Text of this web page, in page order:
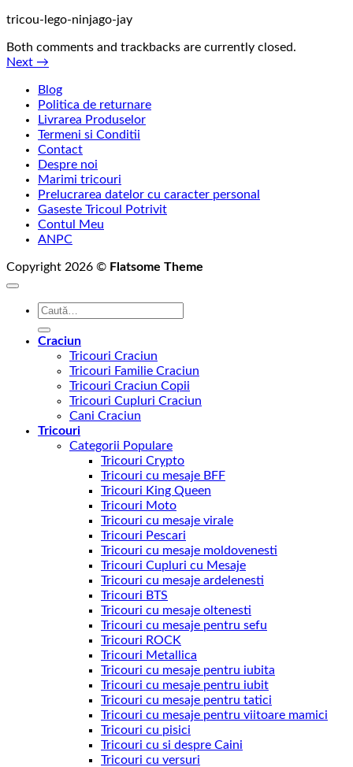
tricou-lego-ninjago-jay
Both comments and trackbacks are currently closed.
Next →
Blog
Politica de returnare
Livrarea Produselor
Termeni si Conditii
Contact
Despre noi
Marimi tricouri
Prelucrarea datelor cu caracter personal
Gaseste Tricoul Potrivit
Contul Meu
ANPC
Copyright 2026 © Flatsome Theme
Caută
Craciun
Tricouri Craciun
Tricouri Familie Craciun
Tricouri Craciun Copii
Tricouri Cupluri Craciun
Cani Craciun
Tricouri
Categorii Populare
Tricouri Crypto
Tricouri cu mesaje BFF
Tricouri King Queen
Tricouri Moto
Tricouri cu mesaje virale
Tricouri Pescari
Tricouri cu mesaje moldovenesti
Tricouri Cupluri cu Mesaje
Tricouri cu mesaje ardelenesti
Tricouri BTS
Tricouri cu mesaje oltenesti
Tricouri cu mesaje pentru sefu
Tricouri ROCK
Tricouri Metallica
Tricouri cu mesaje pentru iubita
Tricouri cu mesaje pentru iubit
Tricouri cu mesaje pentru tatici
Tricouri cu mesaje pentru viitoare mamici
Tricouri cu pisici
Tricouri cu si despre Caini
Tricouri cu versuri